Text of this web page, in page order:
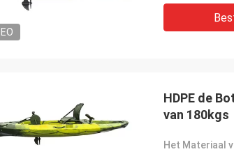
HDPE de
van 180kgs